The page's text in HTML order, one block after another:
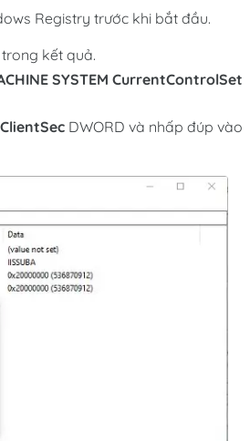
Registry trước khi bắt đầu.
kết quả.
SYSTEM CurrentControlSet
DWORD và nhấp đúp vào